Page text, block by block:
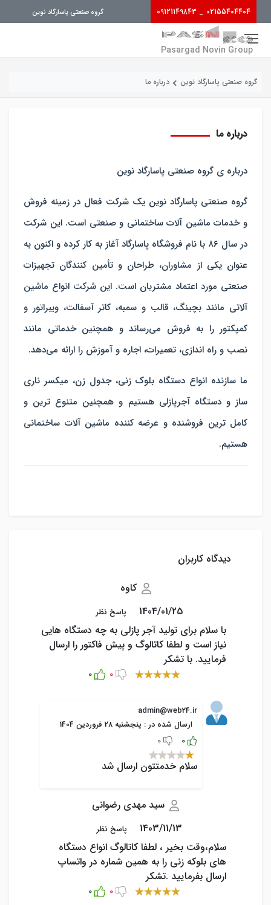
02155404404
_ 09121149843 گروه صنعتی پاسارگاد نوین
Pasargad Novin Group
گروه صنعتی پاسارگاد نوین درباره ما
درباره ما
درباره ی گروه صنعتی پاسارگاد نوین
گروه صنعتی پاسارگاد نوین یک شرکت فعال در زمینه فروش
و خدمات ماشین آلات ساختمانی و صنعتی است. این شرکت
در سال ۸۶ با نام فروشگاه پاسارگاد آغاز به کار کرده و اکنون به
عنوان یکی از مشاوران، طراحان و تأمین کنندگان تجهیزات
صنعتی مورد اعتماد مشتریان است. این شرکت انواع ماشین
آلاتی مانند بچینگ، قالب و سمبه، کاتر آسفالت، ویبراتور و
کمپکتور را به فروش می‌رساند و همچنین خدماتی مانند
نصب و راه اندازی، تعمیرات، اجاره و آموزش را ارائه می‌دهد.
ما سازنده انواع دستگاه بلوک زنی، جدول زن، میکسر ناری
ساز و دستگاه آجرپازلی هستیم و همچنین متنوع ترین و
کامل ترین فروشنده و عرضه کننده ماشین آلات ساختمانی
هستیم.
دیدگاه کاربران
کاوه
1404/01/25
پاسخ نظر
با سلام برای تولید آجر پازلی به چه دستگاه هایی
نیاز است و لطفا کاتالوگ و پیش فاکتور را ارسال
فرمایید. با تشکر
0
0
admin@web24.ir
ارسال شده در : پنجشنبه 28 فروردین 1404
0
0
سلام خدمتتون ارسال شد
سيد مهدي رضواني
1403/11/13
پاسخ نظر
سلام،وقت بخير ، لطفا كاتالوگ انواع دستگاه
های بلوکه زنی را به همین شماره در واتساپ
ارسال بفرمایید .تشکر
0
0